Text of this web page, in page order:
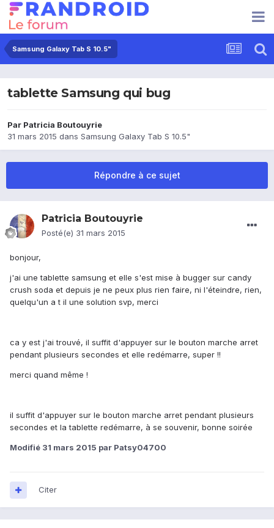
Samsung Galaxy Tab S 10.5"
tablette Samsung qui bug
Par Patricia Boutouyrie
31 mars 2015 dans Samsung Galaxy Tab S 10.5"
Répondre à ce sujet
Patricia Boutouyrie
Posté(e) 31 mars 2015
bonjour,
j'ai une tablette samsung et elle s'est mise à bugger sur candy
crush soda et depuis je ne peux plus rien faire, ni l'éteindre, rien,
quelqu'un a t il une solution svp, merci
ca y est j'ai trouvé, il suffit d'appuyer sur le bouton marche arret
pendant plusieurs secondes et elle redémarre, super !!
merci quand même !
il suffit d'appuyer sur le bouton marche arret pendant plusieurs
secondes et la tablette redémarre, à se souvenir, bonne soirée
Modifié 31 mars 2015 par Patsy04700
Citer